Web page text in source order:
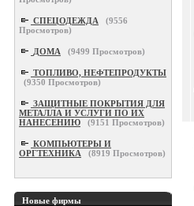
СПЕЦОДЕЖДА (9556
Просмотров)
ДОМА (9499 Просмотров)
ТОПЛИВО, НЕФТЕПРОДУКТЫ
(9350 Просмотров)
ЗАЩИТНЫЕ ПОКРЫТИЯ ДЛЯ
МЕТАЛЛА И УСЛУГИ ПО ИХ
НАНЕСЕНИЮ
(9151 Просмотров)
КОМПЬЮТЕРЫ И
ОРГТЕХНИКА
(8919 Просмотров)
Новые фирмы